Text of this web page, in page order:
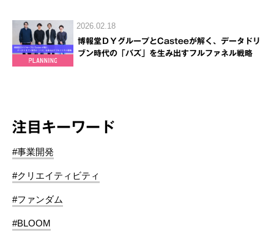
2026.02.18
博報堂ＤＹグループとCasteeが解く、データドリ
ブン時代の「バズ」を生み出すフルファネル戦略
注目キーワード
#事業開発
#クリエイティビティ
#ファンダム
#BLOOM